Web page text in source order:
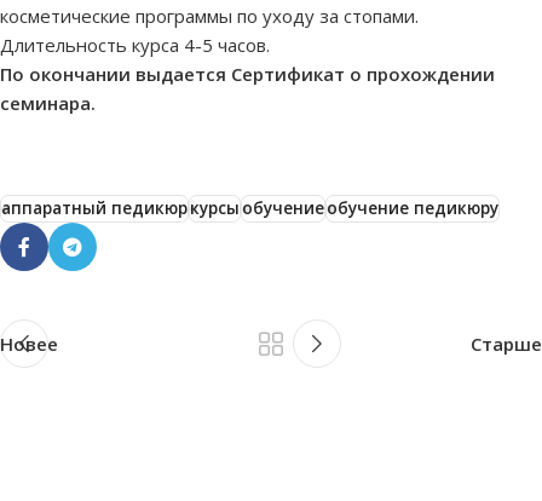
косметические программы по уходу за стопами.
Длительность курса 4-5 часов.
По окончании выдается Сертификат о прохождении
семинара.
аппаратный педикюркурсыобучениеобучение педикюру
Новее Старше